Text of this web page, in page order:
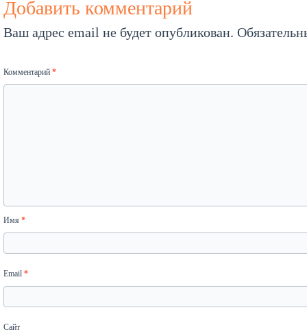
Добавить комментарий
Ваш адрес email не будет опубликован.
Комментарий *
Имя *
Email *
Сайт